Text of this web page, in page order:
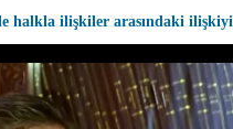
halkla ilişkiler arasındaki